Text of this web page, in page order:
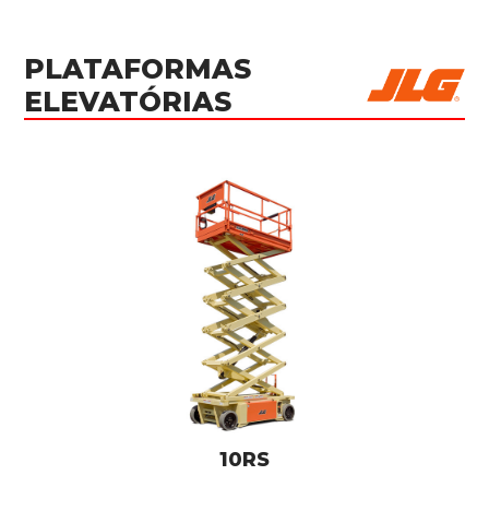
PLATAFORMAS
ELEVATÓRIAS
10RS